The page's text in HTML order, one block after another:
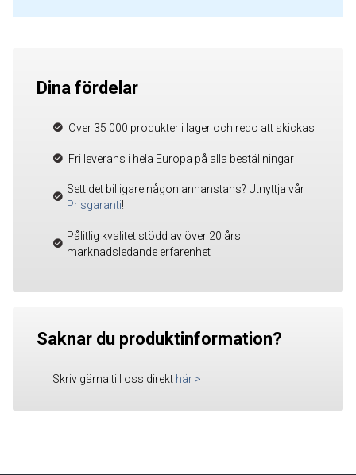
Dina fördelar
Över 35 000 produkter i lager och redo att skickas
Fri leverans i hela Europa på alla beställningar
Sett det billigare någon annanstans? Utnyttja vår
Prisgaranti!
Pålitlig kvalitet stödd av över 20 års
marknadsledande erfarenhet
Saknar du produktinformation?
Skriv gärna till oss direkt här >